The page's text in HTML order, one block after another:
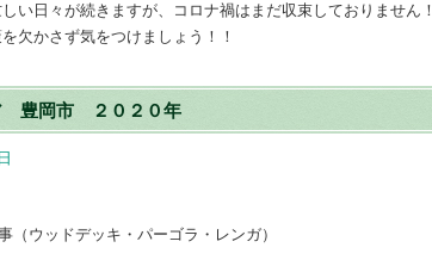
い日々が続きますが、コロナ禍はまだ収束しておりません！
欠かさず気をつけましょう！！
豊岡市 ２０２０年
（ウッドデッキ・パーゴラ・レンガ）